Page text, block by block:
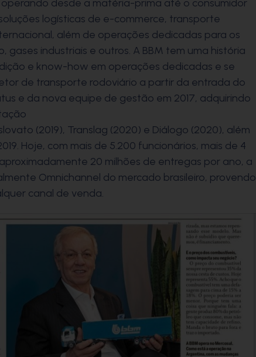
desde a matéria-prima até o consumidor
logísticas de e-commerce, transporte
além de operações dedicadas para os
gases industriais e outros. A BBM tem uma história
e know-how em operações dedicadas e se
de transporte rodoviário a partir da entrada do
e da nova equipe de gestão em 2017, adquirindo
(2019), Translag (2020) e Diálogo (2020), além
Hoje, com mais de 5.200 funcionários, mais de 4
20 milhões de entregas por ano, a
Omnichannel do mercado brasileiro, provendo
canal de venda.